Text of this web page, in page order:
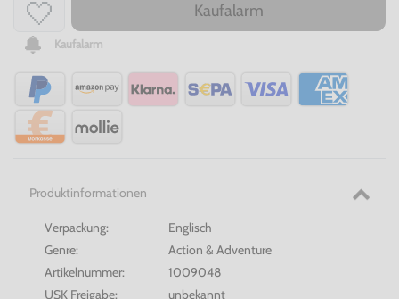
Kaufalarm
Kaufalarm
Produktinformationen
Verpackung:
Englisch
Genre:
Action & Adventure
Artikelnummer:
1009048
USK Freigabe:
unbekannt